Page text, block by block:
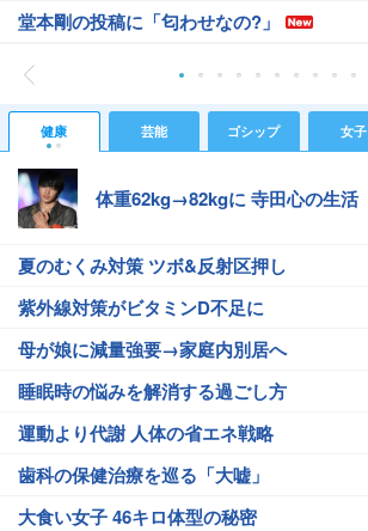
堂本剛の投稿に「匂わせなの?」
健康 芸能 ゴシップ 女子
体重62kg→82kgに 寺田心の生活
夏のむくみ対策 ツボ&反射区押し
紫外線対策がビタミンD不足に
母が娘に減量強要→家庭内別居へ
睡眠時の悩みを解消する過ごし方
運動より代謝 人体の省エネ戦略
歯科の保健治療を巡る「大嘘」
大食い女子 46キロ体型の秘密